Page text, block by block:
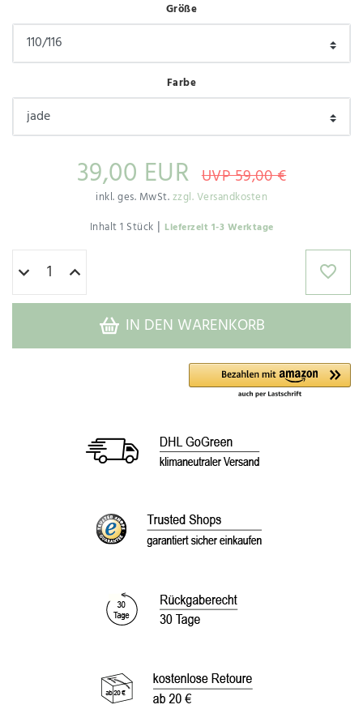
Größe
Farbe
39,00 EUR UVP 59,00 €
inkl. ges. MwSt.zzgl. Versandkosten
Inhalt1 Stück | Lieferzeit 1-3 Werktage
IN DEN WARENKORB